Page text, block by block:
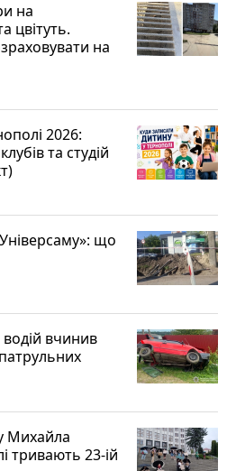
на
цвітуть.
на
2026:
та студій
що
вчинив
Михайла
тривають 23-ій